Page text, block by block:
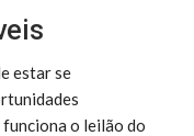
estar se
o leilão do